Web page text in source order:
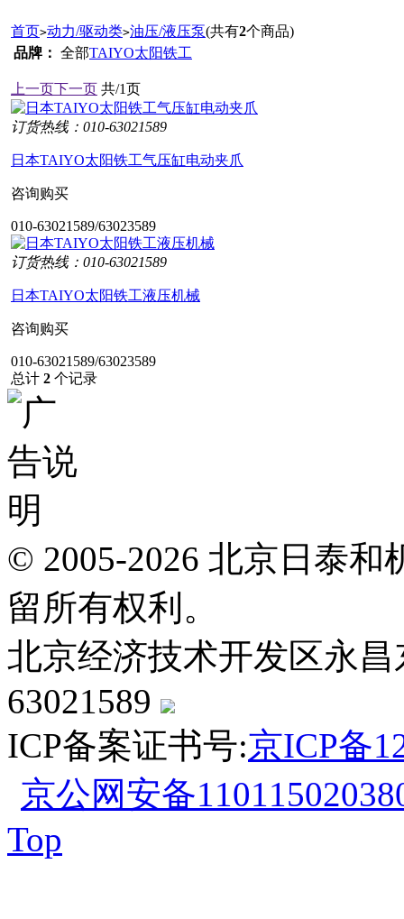
首页>动力/驱动类>油压/液压泵(共有2个商品)
品牌： 全部TAIYO太阳铁工
上一页下一页 共/1页
订货热线：010-63021589
日本TAIYO太阳铁工气压缸电动夹爪
咨询购买
010-63021589/63023589
订货热线：010-63021589
日本TAIYO太阳铁工液压机械
咨询购买
010-63021589/63023589
总计 2 个记录
© 2005-2026 北京日泰
留所有权利。
北京经济技术开发区永
63021589
ICP备案证书号:京ICP备
京公网安备
Top